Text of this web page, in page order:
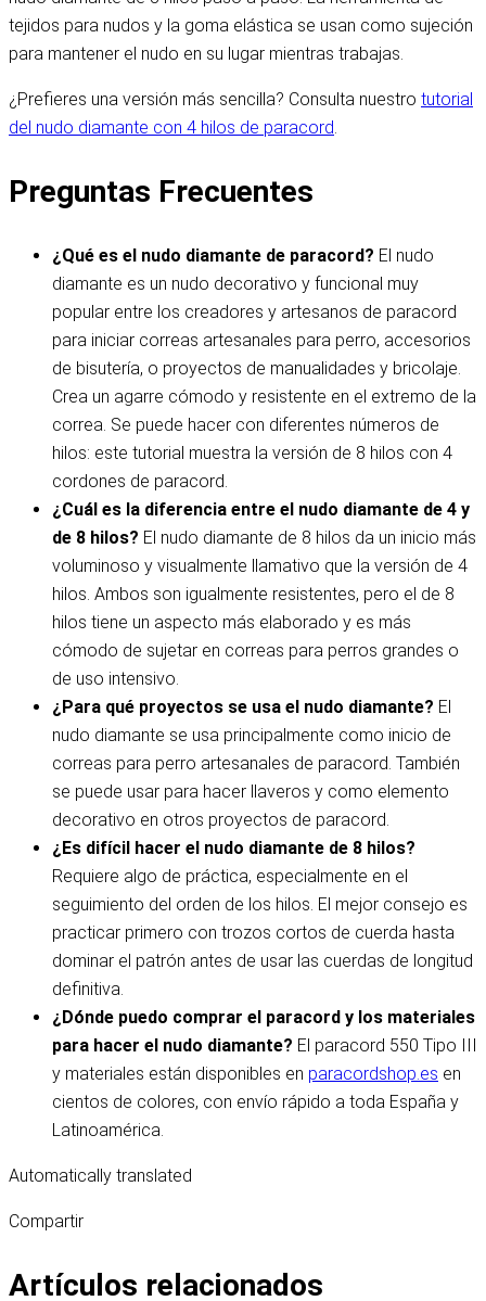
tejidos para nudos y la goma elástica se usan como sujeción
para mantener el nudo en su lugar mientras trabajas.
¿Prefieres una versión más sencilla? Consulta nuestro tutorial
del nudo diamante con 4 hilos de paracord
Preguntas Frecuentes
¿Qué es el nudo diamante de paracord? El nudo
diamante es un nudo decorativo y funcional muy
popular entre los creadores y artesanos de paracord
para iniciar correas artesanales para perro, accesorios
de bisutería, o proyectos de manualidades y bricolaje.
Crea un agarre cómodo y resistente en el extremo de la
correa. Se puede hacer con diferentes números de
hilos: este tutorial muestra la versión de 8 hilos con 4
cordones de paracord.
¿Cuál es la diferencia entre el nudo diamante de 4 y
de 8 hilos? El nudo diamante de 8 hilos da un inicio más
voluminoso y visualmente llamativo que la versión de 4
hilos. Ambos son igualmente resistentes, pero el de 8
hilos tiene un aspecto más elaborado y es más
cómodo de sujetar en correas para perros grandes o
de uso intensivo.
¿Para qué proyectos se usa el nudo diamante? El
nudo diamante se usa principalmente como inicio de
correas para perro artesanales de paracord. También
se puede usar para hacer llaveros y como elemento
decorativo en otros proyectos de paracord.
¿Es difícil hacer el nudo diamante de 8 hilos?
Requiere algo de práctica, especialmente en el
seguimiento del orden de los hilos. El mejor consejo es
practicar primero con trozos cortos de cuerda hasta
dominar el patrón antes de usar las cuerdas de longitud
definitiva.
¿Dónde puedo comprar el paracord y los materiales
para hacer el nudo diamante? El paracord 550 Tipo III
y materiales están disponibles en paracordshop.es en
cientos de colores, con envío rápido a toda España y
Latinoamérica.
Automatically translated
Compartir
Artículos relacionados